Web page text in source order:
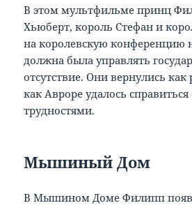
В этом мультфильме принц
Хьюберт, король Стефан и
на королевскую конференцию
должна была управлять
отсутствие. Они вернулись как
как Авроре удалось
трудностями.
Мышиный Дом
В Мышином Доме Филипп